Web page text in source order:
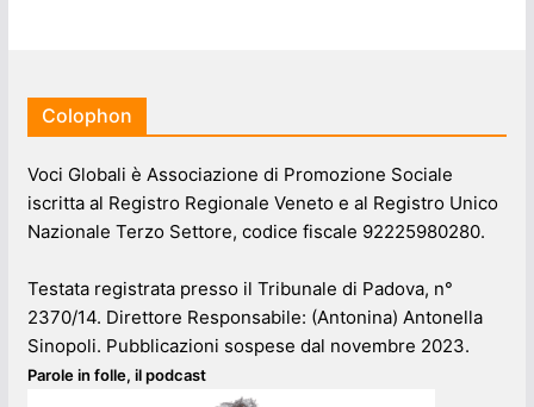
Colophon
Voci Globali è Associazione di Promozione Sociale
iscritta al Registro Regionale Veneto e al Registro Unico
Nazionale Terzo Settore, codice fiscale 92225980280.
Testata registrata presso il Tribunale di Padova, n°
2370/14. Direttore Responsabile: (Antonina) Antonella
Sinopoli. Pubblicazioni sospese dal novembre 2023.
Parole in folle, il podcast